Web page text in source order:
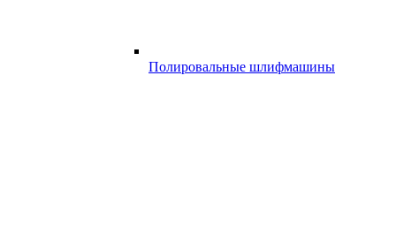
Полировальные шлифмашины